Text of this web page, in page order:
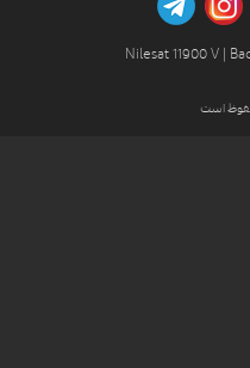
Nilesat 11900 V |
است